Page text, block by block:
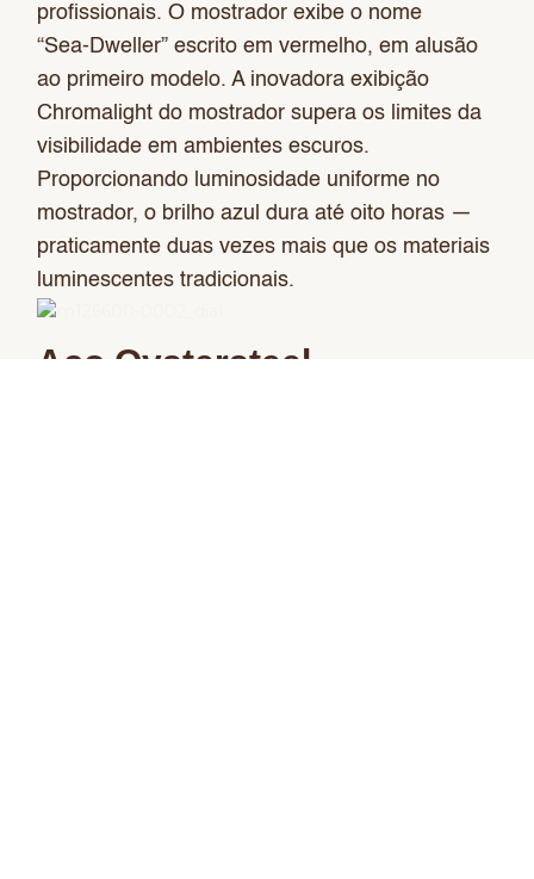
profissionais. O mostrador exibe o nome
“Sea‑Dweller” escrito em vermelho, em alusão
ao primeiro modelo. A inovadora exibição
Chromalight do mostrador supera os limites da
visibilidade em ambientes escuros.
Proporcionando luminosidade uniforme no
mostrador, o brilho azul dura até oito horas —
praticamente duas vezes mais que os materiais
luminescentes tradicionais.
Aço Oystersteel